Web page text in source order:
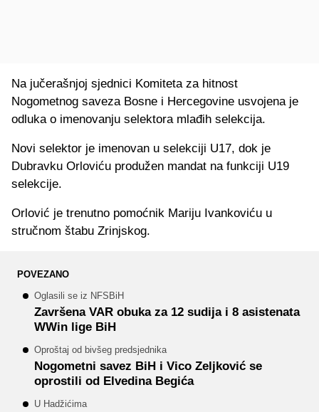
Na jučerašnjoj sjednici Komiteta za hitnost
Nogometnog saveza Bosne i Hercegovine usvojena je
odluka o imenovanju selektora mlađih selekcija.
Novi selektor je imenovan u selekciji U17, dok je
Dubravku Orloviću produžen mandat na funkciji U19
selekcije.
Orlović je trenutno pomoćnik Mariju Ivankoviću u
stručnom štabu Zrinjskog.
POVEZANO
Oglasili se iz NFSBiH
Završena VAR obuka za 12 sudija i 8 asistenata
WWin lige BiH
Oproštaj od bivšeg predsjednika
Nogometni savez BiH i Vico Zeljković se
oprostili od Elvedina Begića
U Hadžićima